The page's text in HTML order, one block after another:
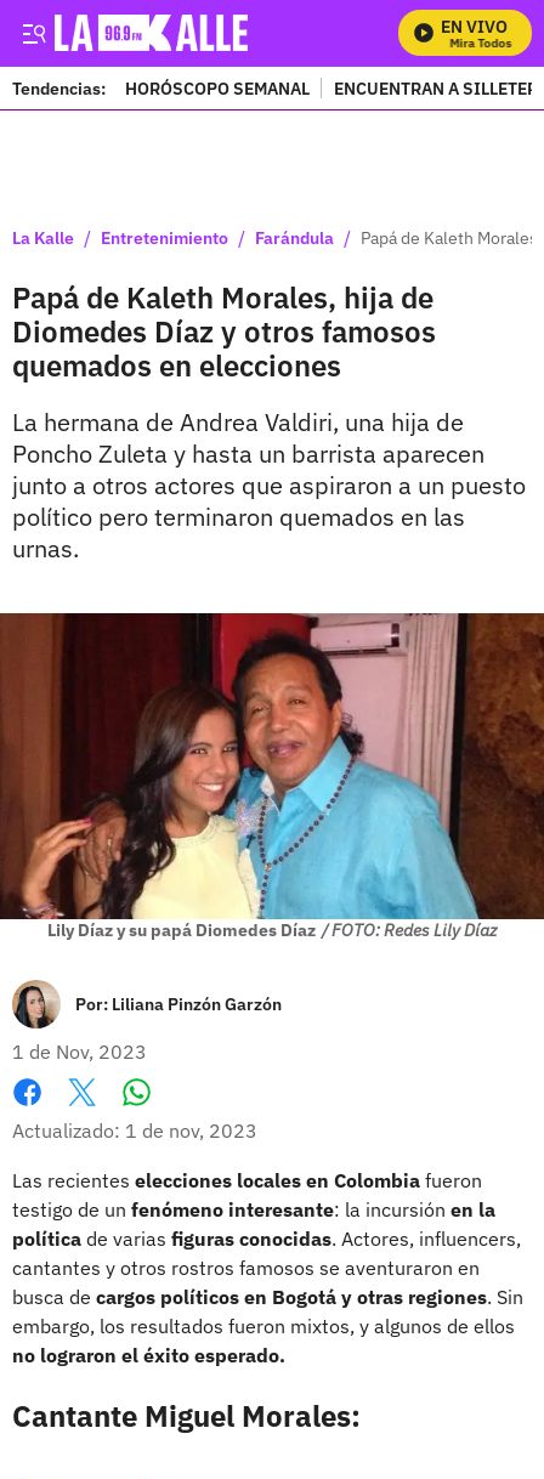
EN VIVO
Mira Todos
Tendencias: HORÓSCOPO SEMANAL ENCUENTRAN A
La Kalle / Entretenimiento / Farándula / Papá de Kaleth
Papá de Kaleth Morales, hija de
Diomedes Díaz y otros famosos
quemados en elecciones
La hermana de Andrea Valdiri, una hija de
Poncho Zuleta y hasta un barrista aparecen
junto a otros actores que aspiraron a un puesto
político pero terminaron quemados en las
urnas.
Lily Díaz y su papá Diomedes Díaz / FOTO: Redes Lily Díaz
Por: Liliana Pinzón Garzón
1 de Nov, 2023
Facebook
X
Actualizado: 1 de nov, 2023
Las recientes elecciones locales en Colombia fueron
testigo de un fenómeno interesante: la incursión en la
política de varias figuras conocidas. Actores, influencers,
cantantes y otros rostros famosos se aventuraron en
busca de cargos políticos en Bogotá y otras regiones. Sin
embargo, los resultados fueron mixtos, y algunos de ellos
no lograron el éxito esperado.
Cantante Miguel Morales: